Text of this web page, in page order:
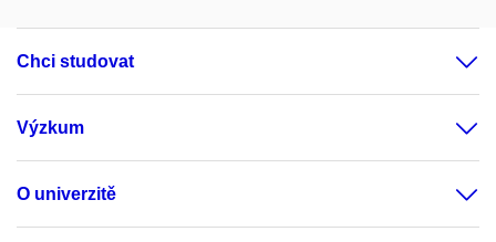
Chci studovat
Výzkum
O univerzitě